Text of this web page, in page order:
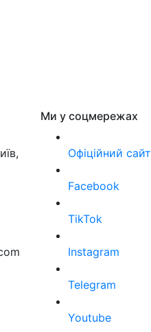
Ми у соцмережах
Офіційний сайт
Facebook
TikTok
Instagram
Telegram
Youtube